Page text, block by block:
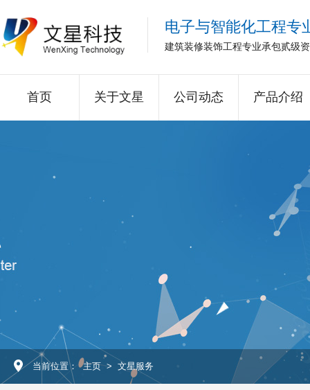
电子与智能化工程专
建筑装修装饰工程专业承包贰级
首页 关于文星 公司动态 产品介绍
当前位置： 主页 > 文星服务